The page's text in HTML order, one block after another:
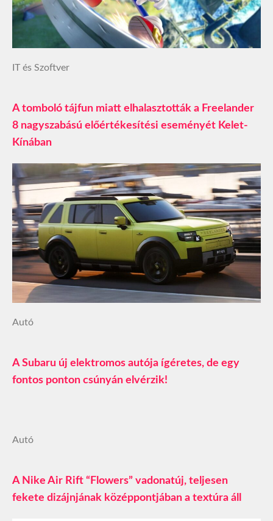
IT és Szoftver
A tomboló tájfun miatt elhalasztották a Freelander
8 nagyszabású előértékesítési eseményét Kelet-
Kínában
Autó
A Subaru új elektromos autója ígéretes, de egy
fontos ponton csúnyán elvérzik!
Autó
A Nike Air Rift “Flowers” vadonatúj, teljesen
fekete dizájnjának középpontjában a textúra áll